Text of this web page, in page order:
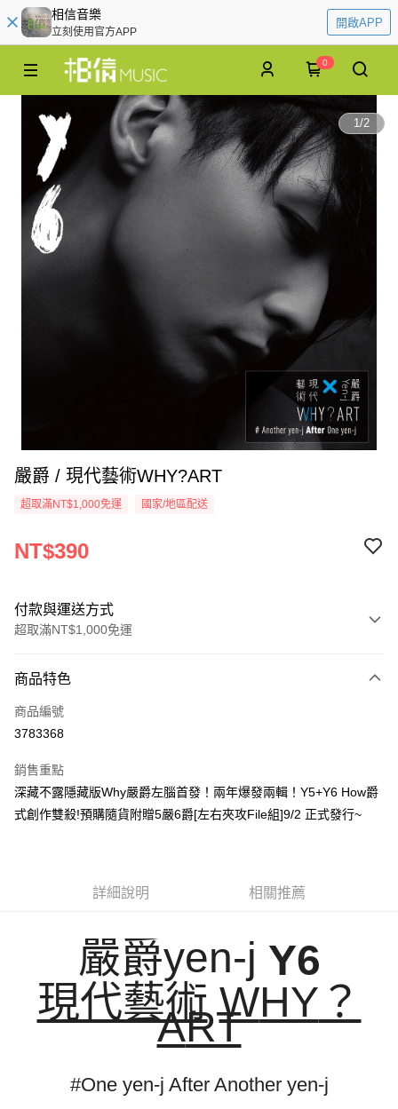
相信音樂
立刻使用官方APP
開啟APP
0
1/2
嚴爵 / 現代藝術WHY?ART
超取滿NT$1,000免運 國家/地區配送
NT$390
付款與運送方式
超取滿NT$1,000免運
信用卡一次付款
超商取貨付款
Apple Pay
悠遊付
全家取貨付款
每筆NT$65，滿NT$1,000(含以上)免運費
商品特色
商品編號
3783368
銷售重點
深藏不露隱藏版Why嚴爵左腦首發！兩年爆發兩輯！Y5+Y6 How爵
式創作雙殺!預購隨貨附贈5嚴6爵[左右夾攻File組]9/2 正式發行~
詳細說明 相關推薦
嚴爵yen-j Y6
現代藝術 WHY ？
ART
#One yen-j After Another yen-j